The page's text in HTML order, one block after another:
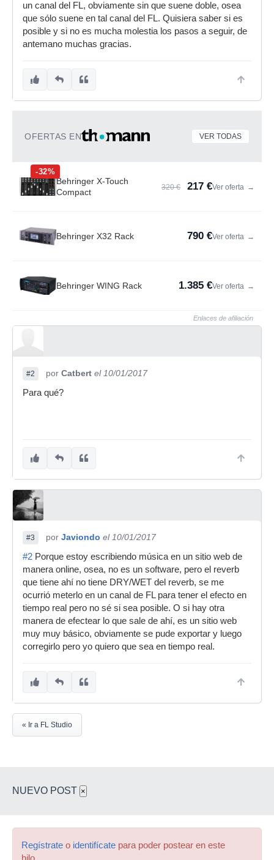
un canal del FL, obviamente sin que suene doble, osea
que sólo suene en tal canal del FL. Quisiera saber si es
posible y si no es mucha molestia los pasos a seguir, de
antemano muchas gracias.
OFERTAS EN VER TODAS
-32%
Behringer X-Touch
Compact
320 € 217 €Ver oferta →
Behringer X32 Rack 790 €Ver oferta →
Behringer WING Rack 1.385 €Ver oferta →
Enlaces de afiliación
#2 por Catbert el 10/01/2017
Para qué?
#3 por Javiondo el 10/01/2017
#2 Porque estoy escribiendo música en un sitio web de
manera online, osea, no es un software, pero el reverb
que tiene ahí no tiene DRY/WET del reverb, se me
ocurrió meterlo en un canal de FL para tener el efecto en
tiempo real pero no sé si sea posible. O si hay otra
manera de efectear lo que sale de ahí, es un sitio web
muy muy básico, obviamente se pude exportar y luego
corregirlo pero yo quiero que sea en tiempo real.
« Ir a FL Studio
NUEVO POST ×
Regístrate o identifícate para poder postear en este